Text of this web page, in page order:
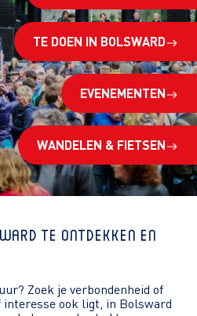
TE DOEN IN BOLSWARD
EVENEMENTEN
WANDELEN & FIETSEN
te ontdekken en
Zoek je verbondenheid of
interesse ook ligt, in Bolsward